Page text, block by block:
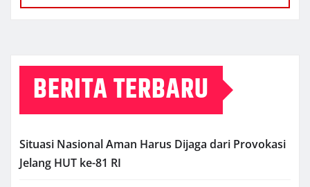
BERITA TERBARU
Situasi Nasional Aman Harus Dijaga dari Provokasi
Jelang HUT ke-81 RI